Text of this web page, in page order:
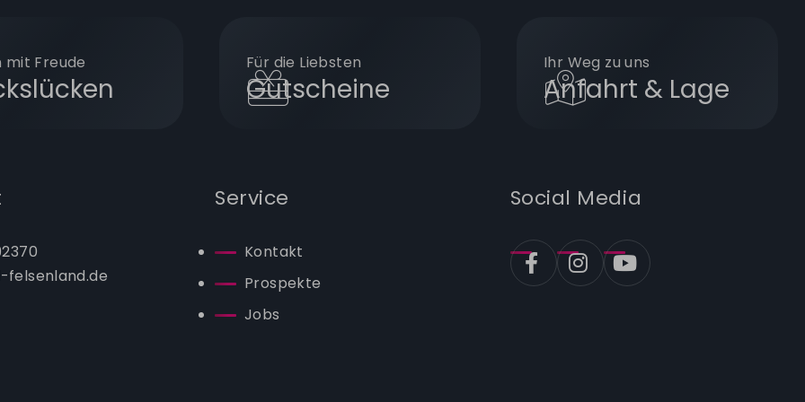
mit Freude Für die Liebsten
Gutscheine
Ihr Weg zu uns
Anfahrt & Lage
felsenland.de
Service
Kontakt
Prospekte
Jobs
Social Media